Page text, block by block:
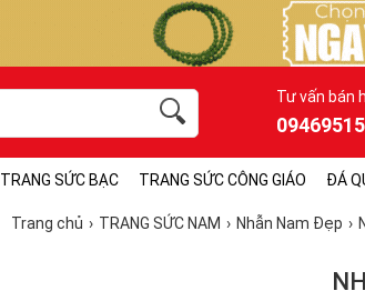
Tư vấn bán
TRANG SỨC BẠC TRANG SỨC CÔNG GIÁO ĐÁ
Trang chủ TRANG SỨC NAM Nhẫn Nam Đẹp